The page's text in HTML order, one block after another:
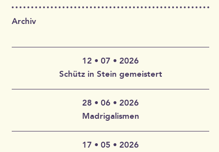
Archiv
Schütz in Stein gemeistert
12 • 07 • 2026
Claudia Wahlbuhl – Violine, Bratsche, Gambe, Gesang |
Thomas Wahlbuhl – Akkordeon, Gesang | Jan Geisler –
Klarinette, Saxophon, Gesang | Holger Vandrich –
Gitarre, Gesang | Stefan Garthoff – Gesang, Melodica |
Madrigalismen
28 • 06 • 2026
17 • 05 • 2026